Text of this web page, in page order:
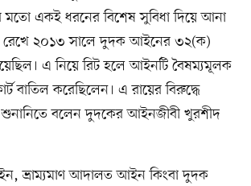
একই ধরনের বিশেষ সুবিধা দিয়ে আনা
রেখে ২০১৩ সালে দুদক আইনের ৩২(ক)
এ নিয়ে রিট হলে আইনটি বৈষম্যমূলক
বাতিল করেছিলেন। এ রায়ের বিরুদ্ধে
বলেন দুদকের আইনজীবী খুরশীদ
ভ্রাম্যমাণ আদালত আইন কিংবা দুদক